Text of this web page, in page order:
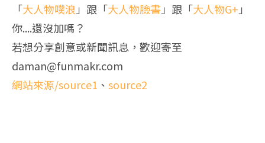
「大人物噗浪 」跟「大人物臉書」跟「大人物G+ 」
你....還沒加嗎？
若想分享創意或新聞訊息，歡迎寄至
daman@funmakr.com
網站來源/source1 、 source2